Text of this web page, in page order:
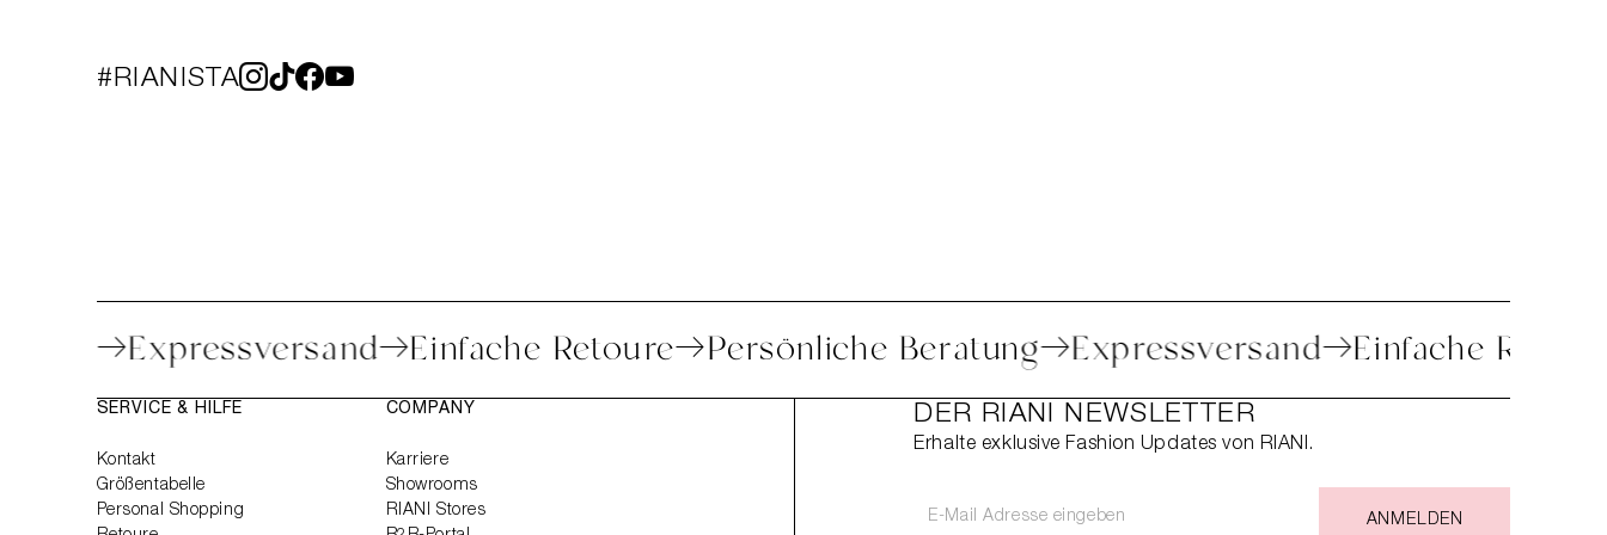
#RIANISTA
Beratung Expressversand Einfache Retoure Persönliche Beratung Expressversand Einfache
SERVICE & HILFE
Kontakt
Größentabelle
Personal Shopping
COMPANY
Karriere
Showrooms
RIANI Stores
DER RIANI NEWSLETTER
Erhalte exklusive Fashion Updates von RIANI.
ANMELDEN